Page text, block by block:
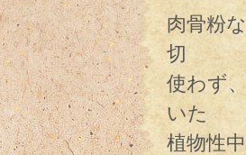
肉骨粉
切
使わず
いた
植物性